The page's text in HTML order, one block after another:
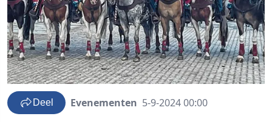
Deel Evenementen 5-9-2024 00:00